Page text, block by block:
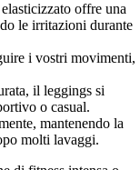
offre una
le irritazioni durante
i vostri movimenti,
il leggings si
o casual.
mantenendo la
molti lavaggi.